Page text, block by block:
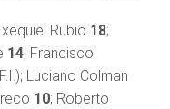
Rubio 18;
14; Francisco
Luciano Colman
10; Roberto